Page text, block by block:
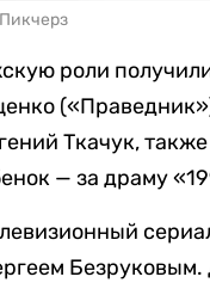
роли
Ткачук,
— за драму
Безруковым.